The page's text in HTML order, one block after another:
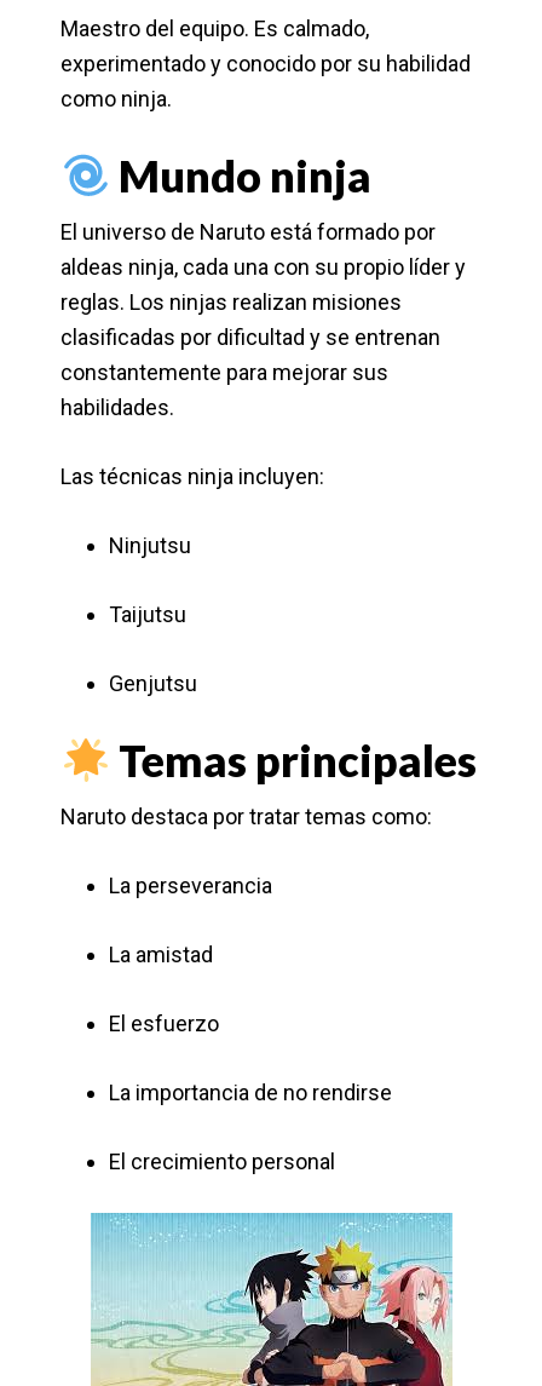
Maestro del equipo. Es calmado,
experimentado y conocido por su habilidad
como ninja.
Mundo ninja
El universo de Naruto está formado por
aldeas ninja, cada una con su propio líder y
reglas. Los ninjas realizan misiones
clasificadas por dificultad y se entrenan
constantemente para mejorar sus
habilidades.
Las técnicas ninja incluyen:
Ninjutsu
Taijutsu
Genjutsu
Temas principales
Naruto destaca por tratar temas como:
La perseverancia
La amistad
El esfuerzo
La importancia de no rendirse
El crecimiento personal